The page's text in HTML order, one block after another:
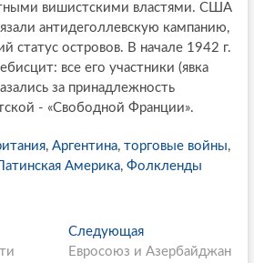
вишистскими властями. США
антидеголлевскую кампанию,
статус островов. В начале 1942 г.
все его участники (явка
за принадлежность
- «Свободной Франции».
, Аргентина, торговые войны,
Америка, Фолкленды
Следующая
л
Евросоюз и Азербайджан